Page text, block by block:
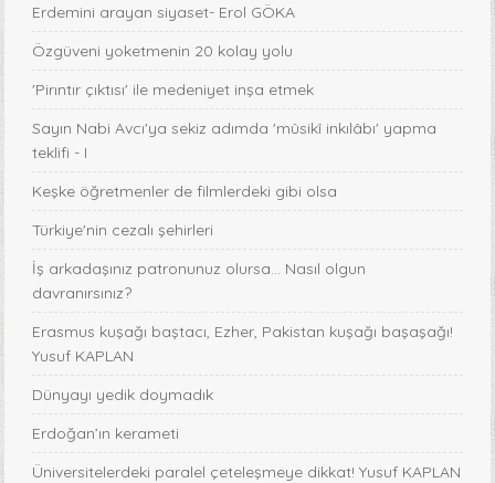
Erdemini arayan siyaset- Erol GÖKA
Özgüveni yoketmenin 20 kolay yolu
'Pirıntır çıktısı' ile medeniyet inşa etmek
Sayın Nabi Avcı'ya sekiz adımda 'mûsikî inkılâbı' yapma
teklifi - I
Keşke öğretmenler de filmlerdeki gibi olsa
Türkiye'nin cezalı şehirleri
İş arkadaşınız patronunuz olursa… Nasıl olgun
davranırsınız?
Erasmus kuşağı baştacı, Ezher, Pakistan kuşağı başaşağı!
Yusuf KAPLAN
Dünyayı yedik doymadık
Erdoğan’ın kerameti
Üniversitelerdeki paralel çeteleşmeye dikkat! Yusuf KAPLAN